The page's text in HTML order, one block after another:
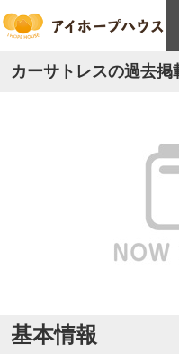
カーサトレスの過去掲
基本情報